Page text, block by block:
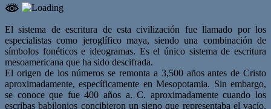
El sistema de escritura de esta civilización fue llamado por los
especialistas como jeroglífico maya, siendo una combinación de
símbolos fonéticos e ideogramas. Es el único sistema de escritura
mesoamericana que ha sido descifrada.
El origen de los números se remonta a 3,500 años antes de Cristo
aproximadamente, específicamente en Mesopotamia. Sin embargo,
se conoce que fue 400 años a. C. aproximadamente cuando los
escribas babilonios concibieron un signo que representaba el vacío,